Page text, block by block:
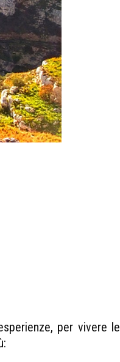
per vivere le